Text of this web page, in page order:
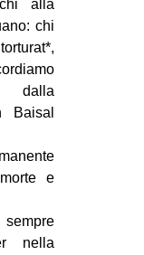
alla
chi
dalla
Baisal
e
nella